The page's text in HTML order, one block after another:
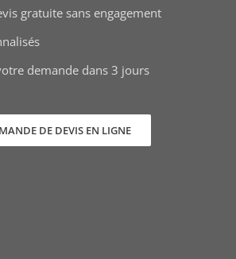
gratuite sans engagement
demande dans 3 jours
DE DEVIS EN LIGNE